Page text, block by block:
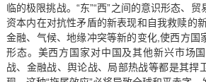
临的极限挑战。“东”“西”之间的意识形态、
资本内在对抗性矛盾的新表现和自我救赎的
金融、气候、地缘冲突等新的变化,使西方国
形态。美西方国家对中国及其他新兴市场
战、金融战、舆论战、局部热战等都是其捍